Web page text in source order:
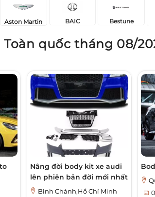
Aston Martin BAIC Bestune
quốc tháng 08/
Nâng đời body kit xe audi
lên phiên bản đời mới nhất
Bình Chánh,Hồ Chí Minh